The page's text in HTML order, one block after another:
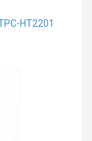
HT2201